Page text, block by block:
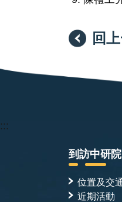
回
:::
到訪中研院
位置及交
近期活動